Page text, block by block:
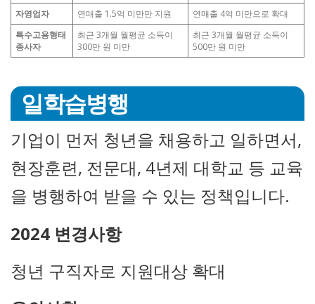
자영업자
연매출 1.5억 미만만 지원
연매출 4억 미만으로 확대
특수고용형태
종사자
최근 3개월 월평균 소득이
300만 원 미만
최근 3개월 월평균 소득이
500만 원 미만
일학습병행
기업이 먼저 청년을 채용하고 일하면서,
현장훈련, 전문대, 4년제 대학교 등 교육
을 병행하여 받을 수 있는 정책입니다.
2024 변경사항
청년 구직자로 지원대상 확대